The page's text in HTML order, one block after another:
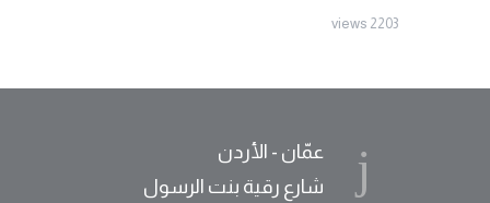
2203 views
عمّان - الأردن
شارع رقية بنت الرسول